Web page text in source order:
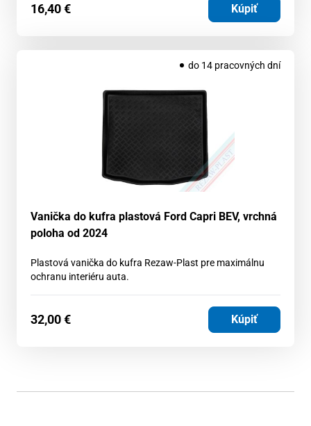
16,40€ Kúpiť
do 14 pracovných dní
Vanička do kufra plastová Ford Capri BEV, vrchná
poloha od 2024
Plastová vanička do kufra Rezaw-Plast pre maximálnu
ochranu interiéru auta.
32,00€ Kúpiť